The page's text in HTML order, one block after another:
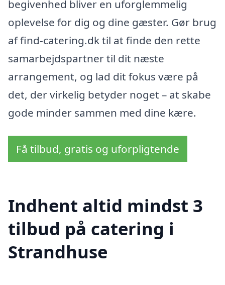
begivenhed bliver en uforglemmelig
oplevelse for dig og dine gæster. Gør brug
af find-catering.dk til at finde den rette
samarbejdspartner til dit næste
arrangement, og lad dit fokus være på
det, der virkelig betyder noget – at skabe
gode minder sammen med dine kære.
Få tilbud, gratis og uforpligtende
Indhent altid mindst 3
tilbud på catering i
Strandhuse